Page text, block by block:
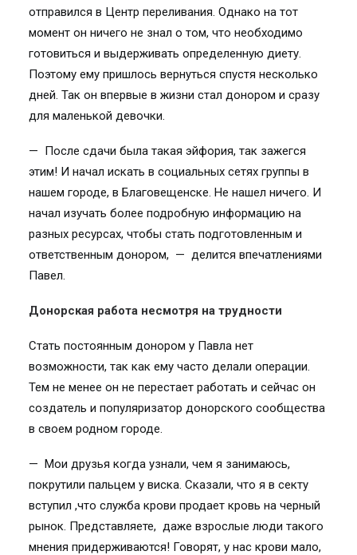
отправился в Центр переливания. Однако на тот
момент он ничего не знал о том, что необходимо
готовиться и выдерживать определенную диету.
Поэтому ему пришлось вернуться спустя несколько
дней. Так он впервые в жизни стал донором и сразу
для маленькой девочки.
— После сдачи была такая эйфория, так зажегся
этим! И начал искать в социальных сетях группы в
нашем городе, в Благовещенске. Не нашел ничего. И
начал изучать более подробную информацию на
разных ресурсах, чтобы стать подготовленным и
ответственным донором, — делится впечатлениями
Павел.
Донорская работа несмотря на трудности
Стать постоянным донором у Павла нет
возможности, так как ему часто делали операции.
Тем не менее он не перестает работать и сейчас он
создатель и популяризатор донорского сообщества
в своем родном городе.
— Мои друзья когда узнали, чем я занимаюсь,
покрутили пальцем у виска. Сказали, что я в секту
вступил ,что служба крови продает кровь на черный
рынок. Представляете, даже взрослые люди такого
мнения придерживаются! Говорят, у нас крови мало,